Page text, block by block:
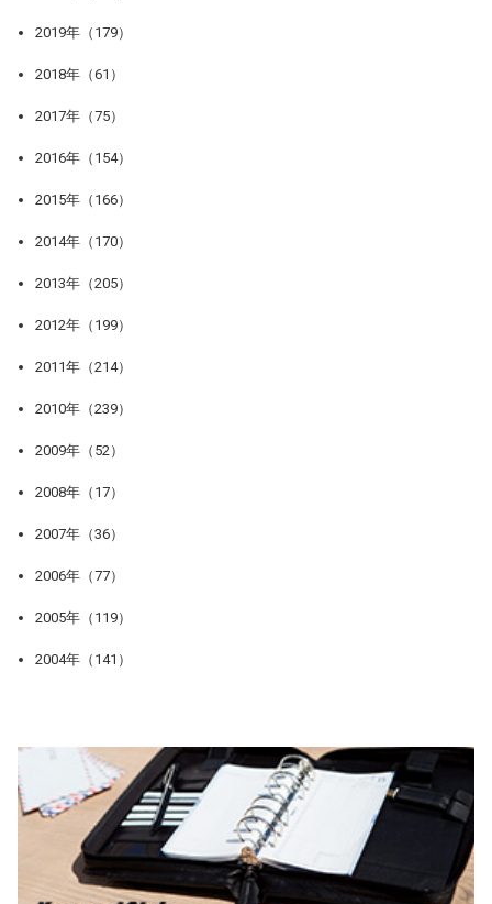
2019年（179）
2018年（61）
2017年（75）
2016年（154）
2015年（166）
2014年（170）
2013年（205）
2012年（199）
2011年（214）
2010年（239）
2009年（52）
2008年（17）
2007年（36）
2006年（77）
2005年（119）
2004年（141）